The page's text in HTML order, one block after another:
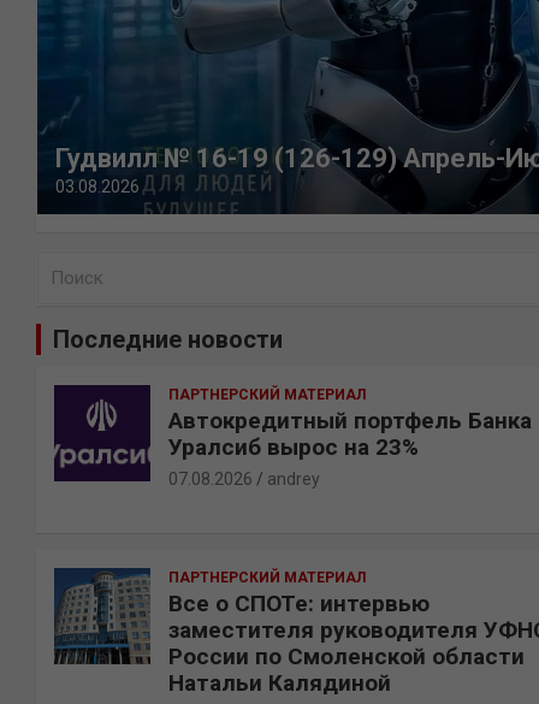
Гудвилл № 16-19 (126-129) Апрель-
03.08.2026
Последние новости
ПАРТНЕРСКИЙ МАТЕРИАЛ
Автокредитный портфель Банка
Уралсиб вырос на 23%
07.08.2026 andrey
ПАРТНЕРСКИЙ МАТЕРИАЛ
Все о СПОТе: интервью
заместителя руководителя
России по Смоленской области
Натальи Калядиной